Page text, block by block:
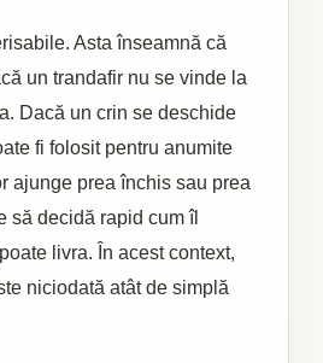
Asta înseamnă că
un trandafir nu se vinde la
Dacă un crin se deschide
fi folosit pentru anumite
ajunge prea închis sau prea
să decidă rapid cum îl
livra. În acest context,
niciodată atât de simplă